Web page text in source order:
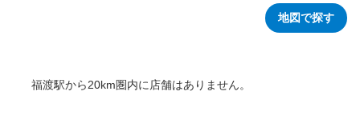
地図で探す
福渡駅から20km圏内に店舗はありません。